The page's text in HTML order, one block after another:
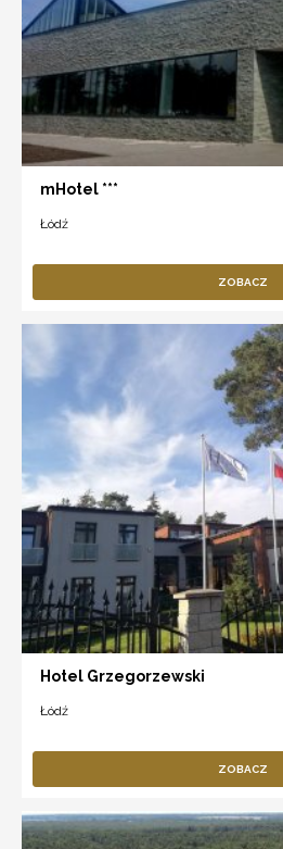
mHotel ***
Łódź
ZOBACZ
Hotel Grzegorzewski
Łódź
ZOBACZ